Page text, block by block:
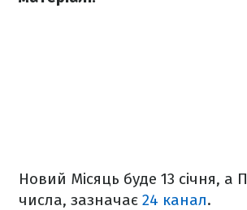
Новий Місяць буде 13 січня, а
числа, зазначає 24 канал.